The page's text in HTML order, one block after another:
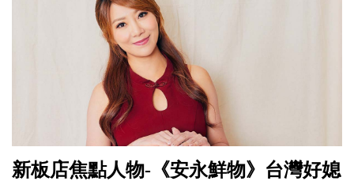
新板店焦點人物-《安永鮮物》台灣好媳